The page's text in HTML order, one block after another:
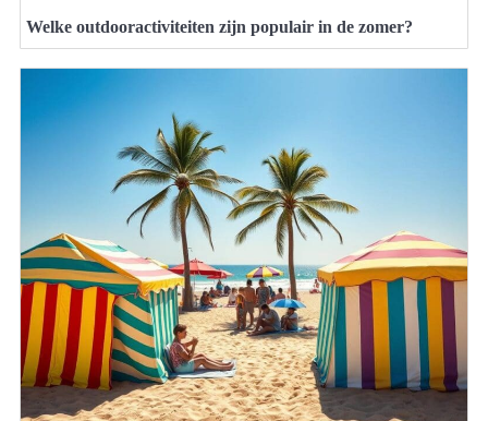
Welke outdooractiviteiten zijn populair in de zomer?